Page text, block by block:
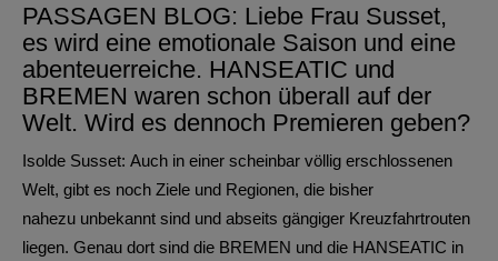
PASSAGEN BLOG: Liebe Frau Susset,
es wird eine emotionale Saison und eine
abenteuerreiche. HANSEATIC und
BREMEN waren schon überall auf der
Welt. Wird es dennoch Premieren geben?
Isolde Susset: Auch in einer scheinbar völlig erschlossenen
Welt, gibt es noch Ziele und Regionen, die bisher
nahezu unbekannt sind und abseits gängiger Kreuzfahrtrouten
liegen. Genau dort sind die BREMEN und die HANSEATIC in